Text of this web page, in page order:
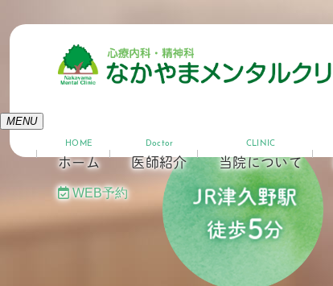
MENU
HOME
ホーム
Doctor
医師紹介
CLINIC
当院について
WEB予約